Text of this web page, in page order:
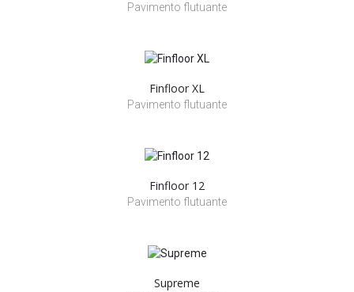
Pavimento flutuante
Finfloor XL
Pavimento flutuante
Finfloor 12
Pavimento flutuante
Supreme